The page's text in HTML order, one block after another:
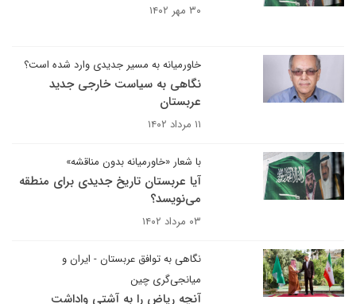
۳۰ مهر ۱۴۰۲
خاورمیانه به مسیر جدیدی وارد شده است؟
نگاهی به سیاست خارجی جدید
عربستان
۱۱ مرداد ۱۴۰۲
با شعار «خاورمیانه بدون مناقشه»
آیا عربستان تاریخ جدیدی برای منطقه
می‌نویسد؟
۰۳ مرداد ۱۴۰۲
نگاهی به توافق عربستان - ایران و
میانجی‌گری چین
آنچه ریاض را به آشتی واداشت